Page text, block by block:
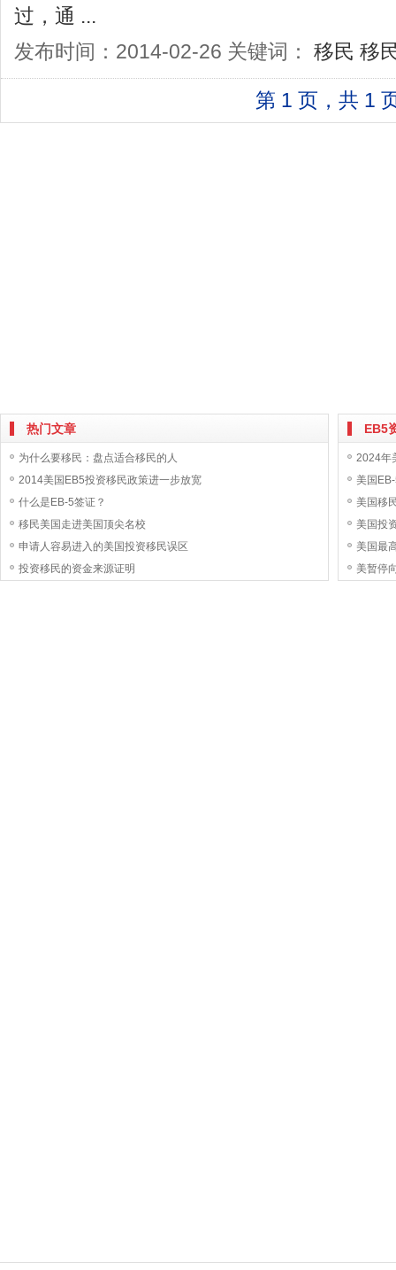
过，通 ...
发布时间：2014-02-26 关键词： 移民 移
第 1 页，共 1
热门文章
为什么要移民：盘点适合移民的人
2014美国EB5投资移民政策进一步放宽
什么是EB-5签证？
移民美国走进美国顶尖名校
申请人容易进入的美国投资移民误区
投资移民的资金来源证明
EB5
2024年
美国
美国移
美国投
美国最
美暂停